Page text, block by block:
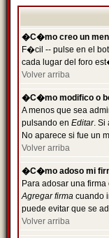
�C�mo creo un
F�cil -- pulse en el
cada lugar del foro
Volver arriba
�C�mo modifico o
A menos que sea
pulsando en Editar. Si
No aparece si fue un
Volver arriba
�C�mo adoso mi
Para adosar una
Agregar firma cuando
puede evitar que se
Volver arriba